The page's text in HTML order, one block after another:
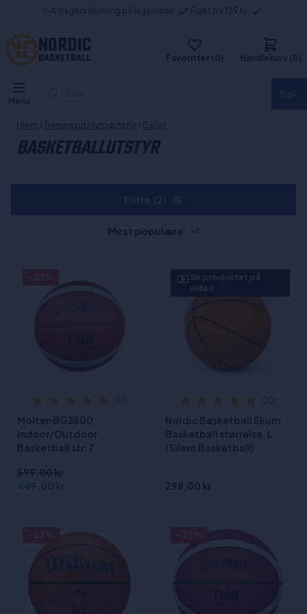
1-4 dagers levering på lagervarer Frakt fra 139 kr
NORDIC
BASKETBALL Favoritter (0) Handlekurv (0)
Menu
Hjem / Treningsutstyrogutstyr / Baller
BASKETBALLUTSTYR
Molten BG3800
Indoor/Outdoor
Basketball str. 7
599,00 kr
449,00 kr
Se produktet på
video
Nordic Basketball Skum
Basketball størrelse. L
(Silent Basketball)
298,00 kr
Mest populære